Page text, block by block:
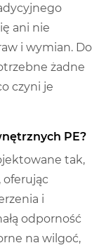
ani nie
i wymian. Do
żadne
czyni je
PE?
tak,
oferując
i
odporność
na wilgoć,